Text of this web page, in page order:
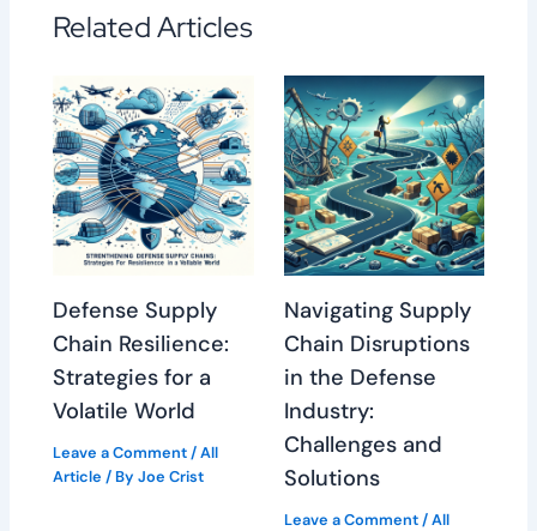
Related Articles
Defense Supply
Chain Resilience:
Strategies for a
Volatile World
Leave a Comment/All
Article / ByJoe Crist
Navigating Supply
Chain Disruptions
in the Defense
Industry:
Challenges and
Solutions
Leave a Comment /All